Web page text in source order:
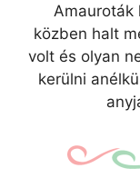
Amauroták
közben halt
volt és olyan
kerülni